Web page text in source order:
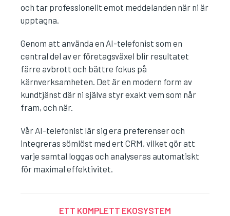
och tar professionellt emot meddelanden när ni är
upptagna.
Genom att använda en AI-telefonist som en
central del av er företagsväxel blir resultatet
färre avbrott och bättre fokus på
kärnverksamheten. Det är en modern form av
kundtjänst där ni själva styr exakt vem som når
fram, och när.
Vår AI-telefonist lär sig era preferenser och
integreras sömlöst med ert CRM, vilket gör att
varje samtal loggas och analyseras automatiskt
för maximal effektivitet.
ETT KOMPLETT EKOSYSTEM​